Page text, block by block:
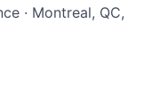
· Montreal, QC,